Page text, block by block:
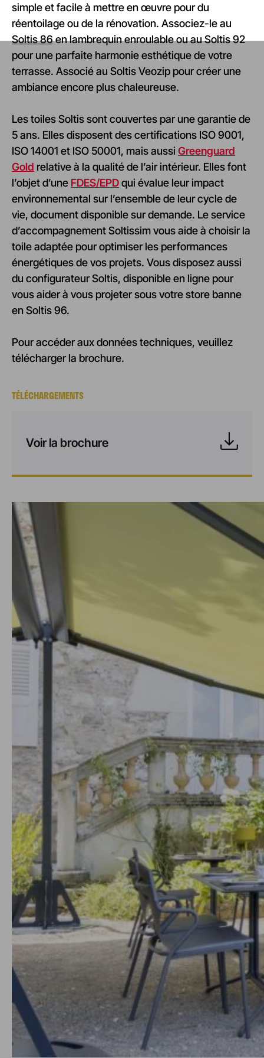
simple et facile à mettre en œuvre pour du
réentoilage ou de la rénovation. Associez-le au
Soltis 86en lambrequin enroulable ou au Soltis 92
pour une parfaite harmonie esthétique de votre
terrasse. Associé au Soltis Veozip pour créer une
ambiance encore plus chaleureuse.
Les toiles Soltis sont couvertes par une garantie de
5 ans. Elles disposent des certifications ISO 9001,
ISO 14001 et ISO 50001, mais aussi Greenguard
Gold relative à la qualité de l’air intérieur. Elles font
l’objet d’une FDES/EPDqui évalue leur impact
environnemental sur l’ensemble de leur cycle de
vie, document disponible sur demande. Le service
d’accompagnement Soltissim vous aide à choisir la
toile adaptée pour optimiser les performances
énergétiques de vos projets. Vous disposez aussi
du configurateur Soltis, disponible en ligne pour
vous aider à vous projeter sous votre store banne
en Soltis 96.
Pour accéder aux données techniques, veuillez
télécharger la brochure.
TÉLÉCHARGEMENTS
Voir la brochure